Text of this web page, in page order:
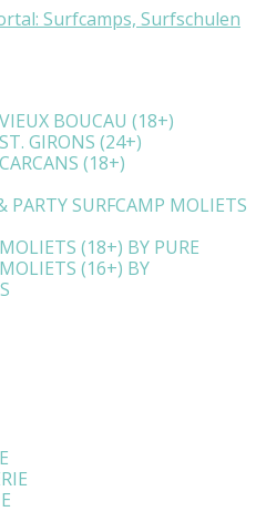
BOUCAU (18+)
GIRONS (24+)
(18+)
PARTY SURFCAMP MOLIETS
(18+) BY PURE
(16+) BY